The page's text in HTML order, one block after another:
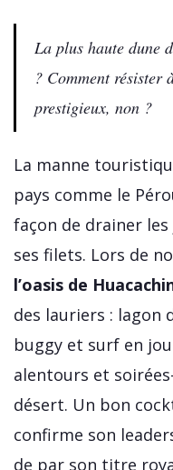
La plus haute dune
? Comment résister
prestigieux, non ?
La manne
pays comme le
façon de drainer
ses filets. Lors de
l’oasis de
des lauriers : lagon
buggy et surf en
alentours et
désert. Un bon
confirme son
de par son titre